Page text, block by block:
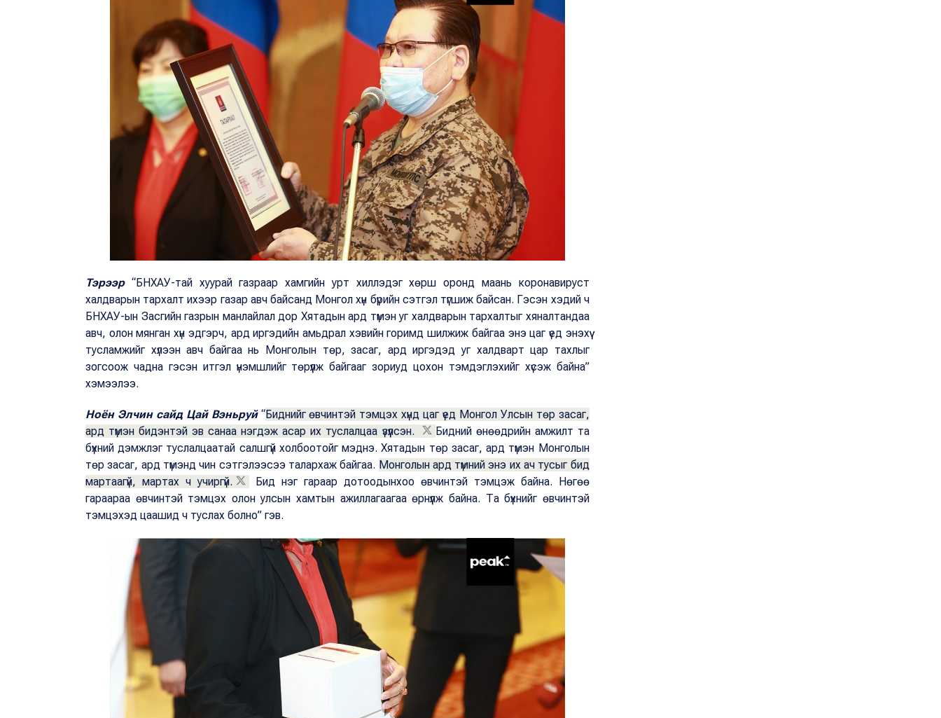
Тэрээр“БНХАУ-тай хуурай газраар хамгийн урт хиллэдэг хөрш оронд маань коронавируст
халдварын тархалт ихээр газар авч байсанд Монгол хүн бүрийн сэтгэл түгшиж байсан. Гэсэн хэдий ч
БНХАУ-ын Засгийн газрын манлайлал дор Хятадын ард түмэн уг халдварын тархалтыг хяналтандаа
авч, олон мянган хүн эдгэрч, ард иргэдийн амьдрал хэвийн горимд шилжиж байгаа энэ цаг үед энэхүү
тусламжийг хүлээн авч байгаа нь Монголын төр, засаг, ард иргэдэд уг халдварт цар тахлыг
зогсоож чадна гэсэн итгэл үнэмшлийг төрүүлж байгааг зориуд цохон тэмдэглэхийг хүсэж байна”
хэмээлээ.
Ноён Элчин сайд Цай Вэньруй“Биднийг өвчинтэй тэмцэх хүнд цаг үед Монгол Улсын төр засаг,
ард түмэн бидэнтэй эв санаа нэгдэж асар их туслалцаа үзүүлсэн.
Бидний өнөөдрийн амжилт та
бүхний дэмжлэг туслалцаатай салшгүй холбоотойг мэднэ. Хятадын төр засаг, ард түмэн Монголын
төр засаг, ард түмэнд чин сэтгэлээсээ талархаж байгаа. Монголын ард түмний энэ их ач тусыг бид
мартаагүй, мартах ч учиргүй.
Бид нэг гараар дотоодынхоо өвчинтэй тэмцэж байна. Нөгөө
гараараа өвчинтэй тэмцэх олон улсын хамтын ажиллагаагаа өрнүүлж байна. Та бүхнийг өвчинтэй
тэмцэхэд цаашид ч туслах болно” гэв.